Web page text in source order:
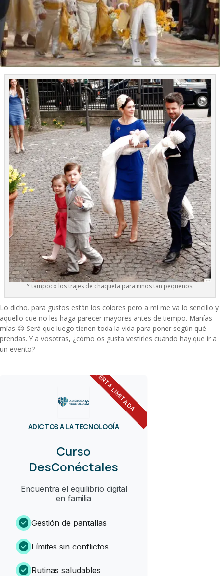
Y tampoco los trajes de chaqueta para niños tan pequeños.
Lo dicho, para gustos están los colores pero a mí me va lo sencillo y
aquello que no les haga parecer mayores antes de tiempo. Manías
mías 😉 Será que luego tienen toda la vida para poner según qué
prendas. Y a vosotras, ¿cómo os gusta vestirles cuando hay que ir a
un evento?
OFERTA LIMITADA
ADICTOS A LA TECNOLOGÍA
Curso
DesConéctales
Encuentra el equilibrio digital
en familia
check_circle Gestión de pantallas
check_circle Límites sin conflictos
check_circle Rutinas saludables